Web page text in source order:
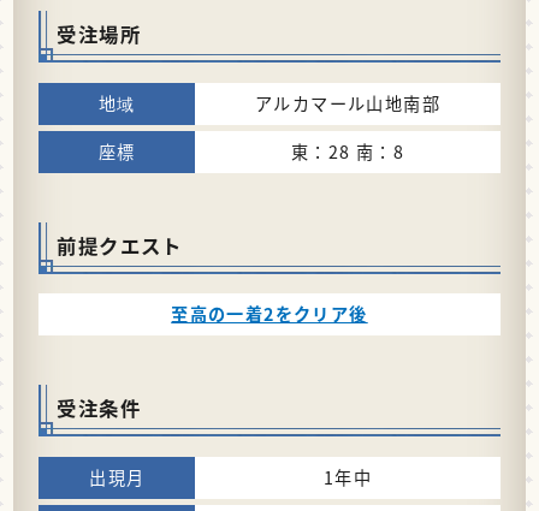
受注場所
アルカマール山地南部
東：28 南：8
前提クエスト
至高の一着2をクリア後
受注条件
1年中